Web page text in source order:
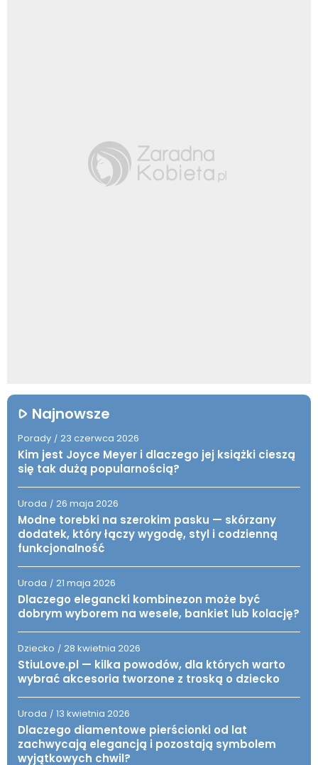
Najnowsze
Porady / 23 czerwca 2026
Kim jest Joyce Meyer i dlaczego jej książki cieszą
się tak dużą popularnością?
Uroda / 26 maja 2026
Modne torebki na szerokim pasku — skórzany
dodatek, który łączy wygodę, styl i codzienną
funkcjonalność
Uroda / 21 maja 2026
Dlaczego elegancki kombinezon może być
dobrym wyborem na wesele, bankiet lub kolację?
Dziecko / 28 kwietnia 2026
StiuLove.pl — kilka powodów, dla których warto
wybrać akcesoria tworzone z troską o dziecko
Uroda / 13 kwietnia 2026
Dlaczego diamentowe pierścionki od lat
zachwycają elegancją i pozostają symbolem
wyjątkowych chwil?